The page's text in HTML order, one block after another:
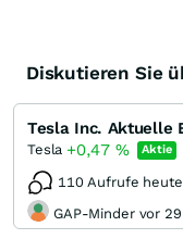
Diskutieren Sie
Tesla +0,47 % Aktie
110 Aufrufe heute
GAP-Minder vor